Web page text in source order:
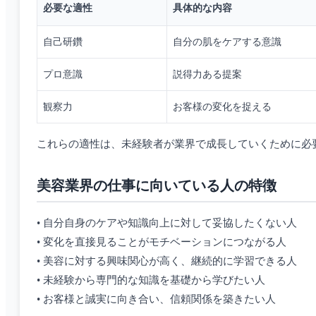
必要な適性 具体的な内容
自己研鑽 自分の肌をケアする意識
プロ意識 説得力ある提案
観察力 お客様の変化を捉える
これらの適性は、未経験者が業界で成長していくために
美容業界の仕事に向いている人の特徴
• 自分自身のケアや知識向上に対して妥協したくない人
• 変化を直接見ることがモチベーションにつながる人
• 美容に対する興味関心が高く、継続的に学習できる人
• 未経験から専門的な知識を基礎から学びたい人
• お客様と誠実に向き合い、信頼関係を築きたい人